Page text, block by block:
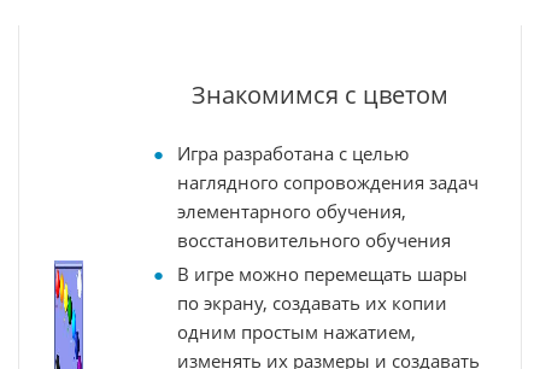
Знакомимся с цветом
Игра разработана с целью
наглядного сопровождения задач
элементарного обучения,
восстановительного обучения
В игре можно перемещать шары
по экрану, создавать их копии
одним простым нажатием,
изменять их размеры и создавать